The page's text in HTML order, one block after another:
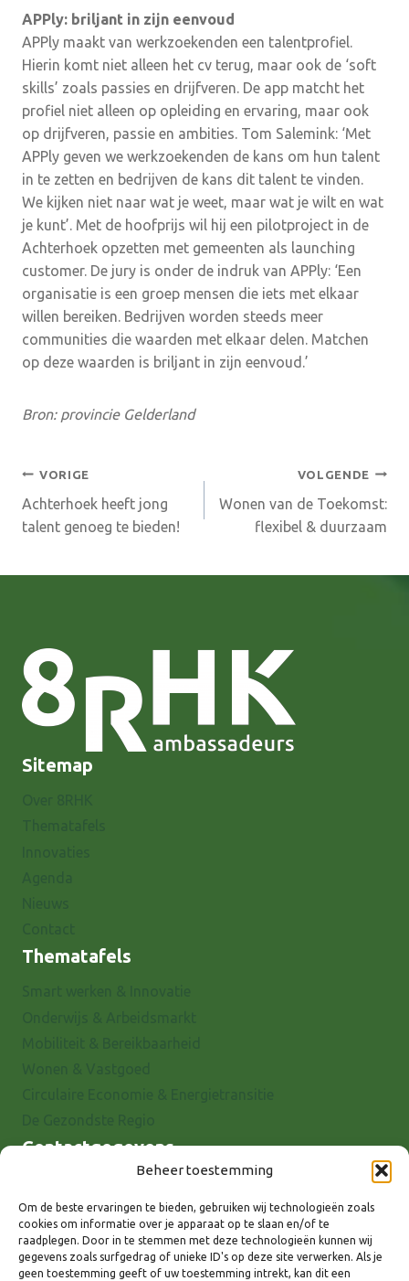
Beheer toestemming
Om de beste ervaringen te bieden, gebruiken wij technologieën zoals
cookies om informatie over je apparaat op te slaan en/of te
raadplegen. Door in te stemmen met deze technologieën kunnen wij
gegevens zoals surfgedrag of unieke ID's op deze site verwerken. Als je
geen toestemming geeft of uw toestemming intrekt, kan dit een
APPly: briljant in zijn eenvoud
APPly maakt van werkzoekenden een talentprofiel.
Hierin komt niet alleen het cv terug, maar ook de ‘soft
skills’ zoals passies en drijfveren. De app matcht het
profiel niet alleen op opleiding en ervaring, maar ook
op drijfveren, passie en ambities. Tom Salemink: ‘Met
APPly geven we werkzoekenden de kans om hun talent
in te zetten en bedrijven de kans dit talent te vinden.
We kijken niet naar wat je weet, maar wat je wilt en wat
je kunt’. Met de hoofprijs wil hij een pilotproject in de
Achterhoek opzetten met gemeenten als launching
customer. De jury is onder de indruk van APPly: ‘Een
organisatie is een groep mensen die iets met elkaar
willen bereiken. Bedrijven worden steeds meer
communities die waarden met elkaar delen. Matchen
op deze waarden is briljant in zijn eenvoud.’
Bron: provincie Gelderland
Bericht
navigatie
VORIGE
Achterhoek heeft jong
talent genoeg te bieden!
VOLGENDE
Wonen van de Toekomst:
flexibel & duurzaam
Sitemap
Thematafels
Contactgegevens
7001 EX Doetinchem
E-mail: info@8rhk.nl
Telefoonnummers